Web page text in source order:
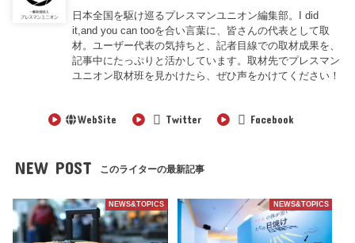
日本全国を駆け巡るプレスマンユニオン編集部。I did
it,and you can tooを合い言葉に、皆さんの代表として取
材。ユーザー代表の気持ちと、記者目線での取材成果を、
記事中にたっぷりと活かしています。取材先でプレスマン
ユニオン取材班を見かけたら、ぜひ声をかけてください！
WebSite Twitter Facebook
NEW POST このライターの最新記事
NEWS&TOPICS NEWS&TOPICS